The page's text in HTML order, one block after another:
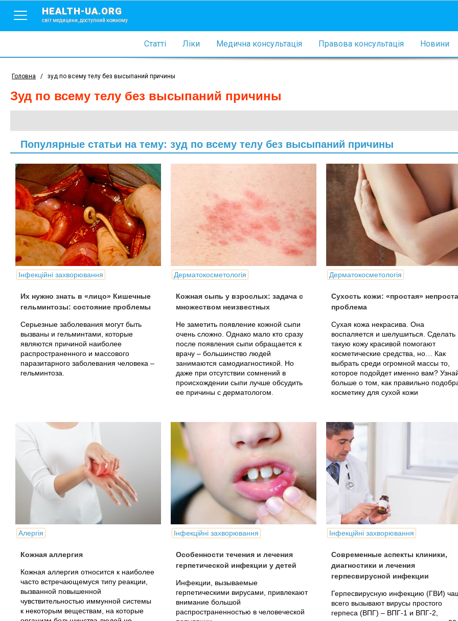
HEALTH-UA.ORG
світ медицини, доступний кожному
Статті Ліки Медична консультація Правова консультація Новини
Головна / зуд по всему телу без высыпаний причины
зуд по всему телу без высыпаний причины
Популярные статьи на тему: зуд по всему телу без высыпаний причины
Інфекційні захворювання
Их нужно знать в «лицо» Кишечные
гельминтозы: состояние проблемы
Серьезные заболевания могут быть
вызваны и гельминтами, которые
являются причиной наиболее
распространенного и массового
паразитарного заболевания человека –
гельминтоза.
Дерматокосметологія
Кожная сыпь у взрослых: задача с
множеством неизвестных
Не заметить появление кожной сыпи
очень сложно. Однако мало кто сразу
после появления сыпи обращается к
врачу – большинство людей
занимаются самодиагностикой. Но
даже при отсутствии сомнений в
происхождении сыпи лучше обсудить
ее причины с дерматологом.
Дерматокосметологія
Сухость кожи: «простая»
проблема
Сухая кожа некрасива. Она
воспаляется и шелушиться. Сделать
такую кожу красивой помогают
косметические средства, но… Как
выбрать среди огромной массы то,
которое подойдет именно вам?
больше о том, как правильно
косметику для сухой кожи
Алергія
Кожная аллергия
Кожная аллергия относится к наиболее
часто встречающемуся типу реакции,
вызванной повышенной
чувствительностью иммунной системы
к некоторым веществам, на которые
Інфекційні захворювання
Особенности течения и лечения
герпетической инфекции у детей
Инфекции, вызываемые
герпетическими вирусами, привлекают
внимание большой
распространенностью в человеческой
Інфекційні захворювання
Современные аспекты клиники,
диагностики и лечения
герпесвирусной инфекции
Герпесвирусную инфекцию (ГВИ)
всего вызывают вирусы простого
герпеса (ВПГ) – ВПГ-1 и ВПГ-2,